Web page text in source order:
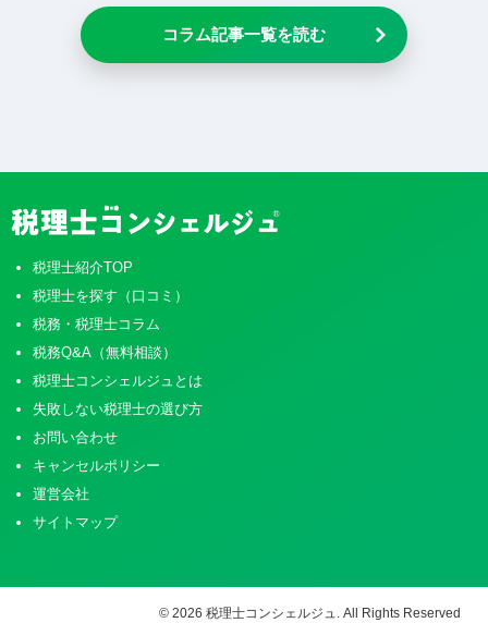
コラム記事一覧を読む
税理士紹介TOP
税理士を探す（口コミ）
税務・税理士コラム
税務Q&A（無料相談）
税理士コンシェルジュとは
失敗しない税理士の選び方
お問い合わせ
キャンセルポリシー
運営会社
サイトマップ
© 2026 税理士コンシェルジュ. All Rights Reserved